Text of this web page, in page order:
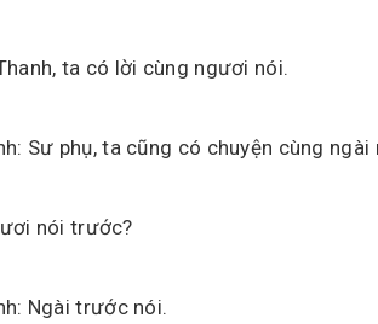
ta có lời cùng ngươi nói.
Sư phụ, ta cũng có chuyện cùng ngài
nói trước?
Ngài trước nói.